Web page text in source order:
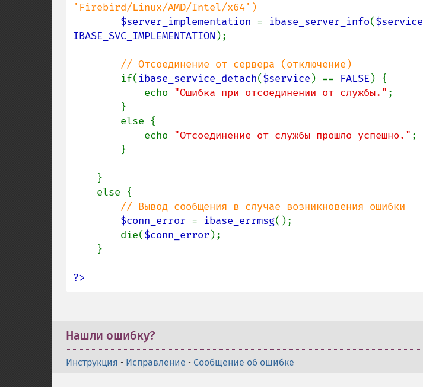
'Firebird/Linux/AMD/Intel/x64')
$server_implementation = ibase_server_info($service
IBASE_SVC_IMPLEMENTATION );
// Отсоединение от сервера (отключение)
if( ibase_service_detach($service ) == FALSE ) {
            echo
"Ошибка при отсоединении от службы." ;
            echo
"Отсоединение от службы прошло успешно." ;
// Вывод сообщения в случае возникновения ошибки
$conn_error = ibase_errmsg();
        die(
$conn_error );
?>
Нашли ошибку?
Инструкция • Исправление • Сообщение об ошибке